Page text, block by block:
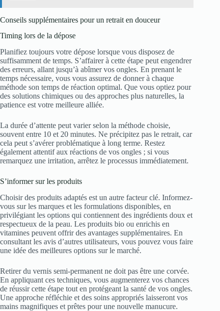
Conseils supplémentaires pour un retrait en douceur
Timing lors de la dépose
Planifiez toujours votre dépose lorsque vous disposez de
suffisamment de temps. S’affairer à cette étape peut engendrer
des erreurs, allant jusqu’à abîmer vos ongles. En prenant le
temps nécessaire, vous vous assurez de donner à chaque
méthode son temps de réaction optimal. Que vous optiez pour
des solutions chimiques ou des approches plus naturelles, la
patience est votre meilleure alliée.
La durée d’attente peut varier selon la méthode choisie,
souvent entre 10 et 20 minutes. Ne précipitez pas le retrait, car
cela peut s’avérer problématique à long terme. Restez
également attentif aux réactions de vos ongles ; si vous
remarquez une irritation, arrêtez le processus immédiatement.
S’informer sur les produits
Choisir des produits adaptés est un autre facteur clé. Informez-
vous sur les marques et les formulations disponibles, en
privilégiant les options qui contiennent des ingrédients doux et
respectueux de la peau. Les produits bio ou enrichis en
vitamines peuvent offrir des avantages supplémentaires. En
consultant les avis d’autres utilisateurs, vous pouvez vous faire
une idée des meilleures options sur le marché.
Retirer du vernis semi-permanent ne doit pas être une corvée.
En appliquant ces techniques, vous augmenterez vos chances
de réussir cette étape tout en protégeant la santé de vos ongles.
Une approche réfléchie et des soins appropriés laisseront vos
mains magnifiques et prêtes pour une nouvelle manucure.